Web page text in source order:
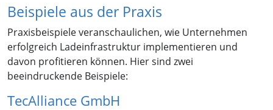
Beispiele aus der Praxis
Praxisbeispiele veranschaulichen, wie Unternehmen
erfolgreich Ladeinfrastruktur implementieren und
davon profitieren können. Hier sind zwei
beeindruckende Beispiele:
TecAlliance GmbH